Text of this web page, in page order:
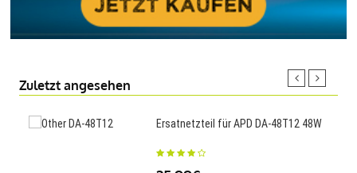
Zuletzt angesehen
Ersatnetzteil für APD DA-48T12 48W